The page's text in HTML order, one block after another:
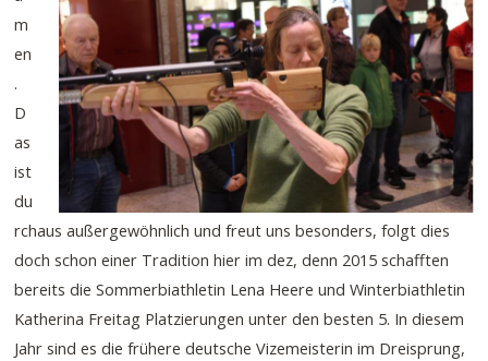
m
en
.
D
as
ist
du
rchaus außergewöhnlich und freut uns besonders, folgt dies
doch schon einer Tradition hier im dez, denn 2015 schafften
bereits die Sommerbiathletin Lena Heere und Winterbiathletin
Katherina Freitag Platzierungen unter den besten 5. In diesem
Jahr sind es die frühere deutsche Vizemeisterin im Dreisprung,